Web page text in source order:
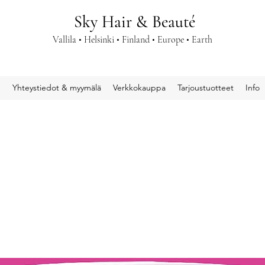
Sky Hair & Beauté
Vallila • Helsinki • Finland • Europe • Earth
Yhteystiedot & myymälä Verkkokauppa Tarjoustuotteet Info